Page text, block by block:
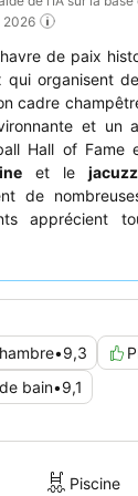
2026
de paix
qui organisent
cadre
et un
Hall of Fame
et le
de
apprécient
café de
•9,3
bain•9,1
Piscine